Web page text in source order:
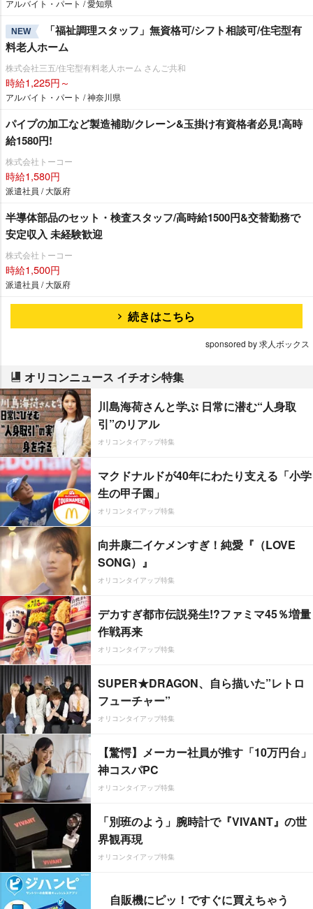
アルバイト・パート / 愛知県
NEW
「福祉調理スタッフ」無資格可/シフト相談可/住宅型有
料老人ホーム
株式会社三五/住宅型有料老人ホーム さんご共和
時給1,225円～
アルバイト・パート / 神奈川県
パイプの加工など製造補助/クレーン&玉掛け有資格者必見!高時
給1580円!
株式会社トーコー
時給1,580円
派遣社員 / 大阪府
半導体部品のセット・検査スタッフ/高時給1500円&交替勤務で
安定収入 未経験歓迎
株式会社トーコー
時給1,500円
派遣社員 / 大阪府
続きはこちら
sponsored by 求人ボックス
オリコンニュース イチオシ特集
川島海荷さんと学ぶ 日常に潜む“人身取
引”のリアル
オリコンタイアップ特集
マクドナルドが40年にわたり支える「小学
生の甲子園」
オリコンタイアップ特集
向井康二イケメンすぎ！純愛『（LOVE
SONG）』
オリコンタイアップ特集
デカすぎ都市伝説発生!?ファミマ45％増量
作戦再来
オリコンタイアップ特集
SUPER★DRAGON、自ら描いた”レトロ
フューチャー”
オリコンタイアップ特集
【驚愕】メーカー社員が推す「10万円台」
神コスパPC
オリコンタイアップ特集
「別班のよう」腕時計で『VIVANT』の世
界観再現
オリコンタイアップ特集
自販機にピッ！ですぐに買えちゃう